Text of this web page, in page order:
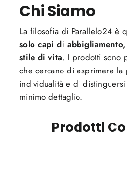
Chi Siamo
La filosofia di Parallelo24 è
solo capi di
stile di vita. I prodotti sono
che cercano di esprimere la
individualità e di distinguersi
minimo dettaglio.
Prodotti